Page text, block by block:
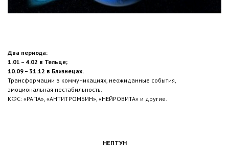
Два периода:
1.01 – 4.02 в Тельце;
10.09 – 31.12 в Близнецах.
Трансформации в коммуникациях, неожиданные события,
эмоциональная нестабильность.
КФС: «РАПА», «АНТИТРОМБИН», «НЕЙРОВИТА» и другие.
НЕПТУН